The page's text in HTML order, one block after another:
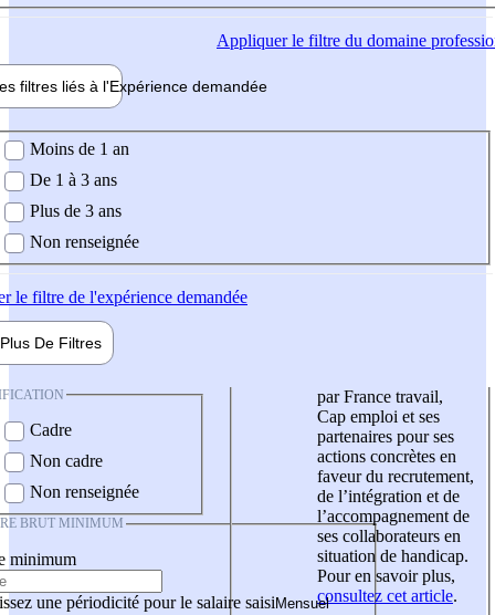
Appliquerle filtre du domaine
filtres liés à l'Expérience demandée
demandée
Moins de 1 an
De 1 à 3 ans
Plus de 3 ans
Non renseignée
le filtre de l'expérience demandée
Plus De Filtres
Cadre
Non cadre
Non renseignée
BRUT MINIMUM
minimum
une périodicité pour le salaire saisi
par France travail,
Cap emploi et ses
partenaires pour ses
actions concrètes en
faveur du recrutement,
de l’intégration et de
l’accompagnement de
ses collaborateurs en
situation de handicap.
Pour en savoir plus,
consultez cet article.